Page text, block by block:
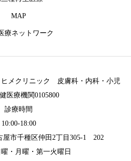
MAP
療ネットワーク
メクリニック 皮膚科・内科・小児
医療機関0105800
診療時間
10:00-18:00
市千種区仲田2丁目305-1 202
・月曜・第一火曜日